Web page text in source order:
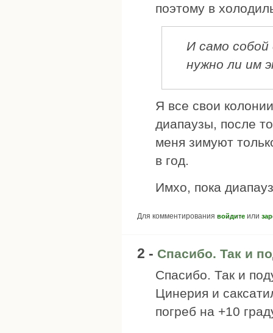
поэтому в
И само
нужно ли им
Я все свои
диапаузы, после
меня зимуют
в год.
Имхо, пока
Для комментирования войдите или
2 - Спасибо. Так и
Спасибо. Так и
Цинерия и
погреб на +10